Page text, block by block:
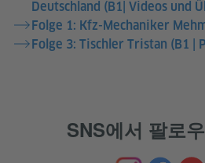
Deutschland (B1| Videos und
Folge 1: Kfz-Mechaniker
Folge 3: Tischler Tristan (B1 |
SNS에서 팔로